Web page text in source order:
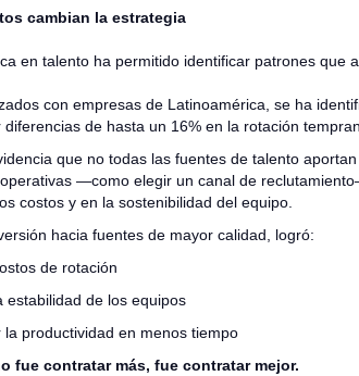
cambian la estrategia
en talento ha permitido identificar patrones que
con empresas de Latinoamérica, se ha
de hasta un 16% en la rotación
que no todas las fuentes de talento
—como elegir un canal de
costos y en la sostenibilidad del equipo.
hacia fuentes de mayor calidad, logró:
de rotación
estabilidad de los equipos
la productividad en menos tiempo
fue contratar más, fue contratar mejor.